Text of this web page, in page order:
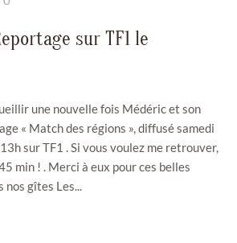
sur TF1 le
une nouvelle fois Médéric et son
« Match des régions », diffusé samedi
sur TF1 . Si vous voulez me retrouver,
min ! . Merci à eux pour ces belles
nos gîtes Les...